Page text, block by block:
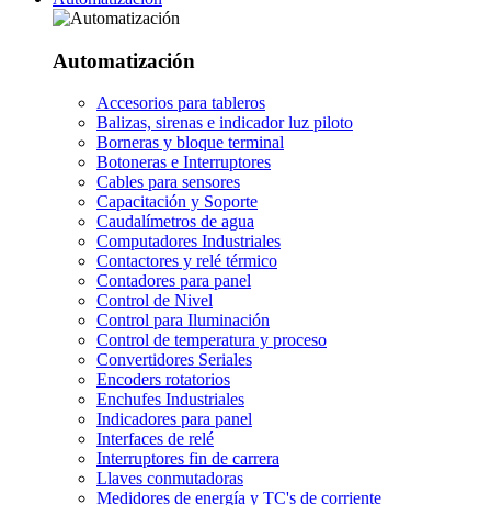
Automatización
Accesorios para tableros
Balizas, sirenas e indicador luz piloto
Borneras y bloque terminal
Botoneras e Interruptores
Cables para sensores
Capacitación y Soporte
Caudalímetros de agua
Computadores Industriales
Contactores y relé térmico
Contadores para panel
Control de Nivel
Control para Iluminación
Control de temperatura y proceso
Convertidores Seriales
Encoders rotatorios
Enchufes Industriales
Indicadores para panel
Interfaces de relé
Interruptores fin de carrera
Llaves conmutadoras
Medidores de energía y TC's de corriente